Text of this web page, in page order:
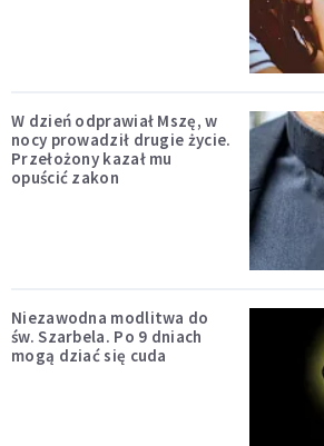
W dzień odprawiał Mszę, w
nocy prowadził drugie życie.
Przełożony kazał mu
opuścić zakon
Niezawodna modlitwa do
św. Szarbela. Po 9 dniach
mogą dziać się cuda